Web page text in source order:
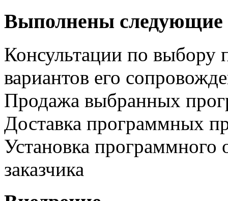
Выполнены следующие
Консультации по выбору
вариантов его
Продажа выбранных
Доставка программных
Установка
заказчика